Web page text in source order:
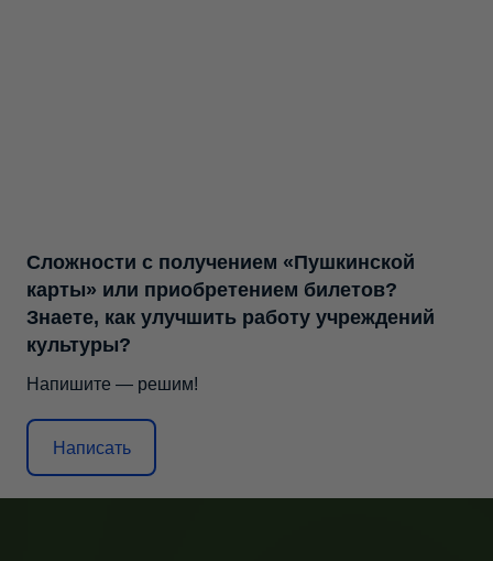
Сложности с получением «Пушкинской
карты» или приобретением билетов?
Знаете, как улучшить работу учреждений
культуры?
Напишите — решим!
Написать